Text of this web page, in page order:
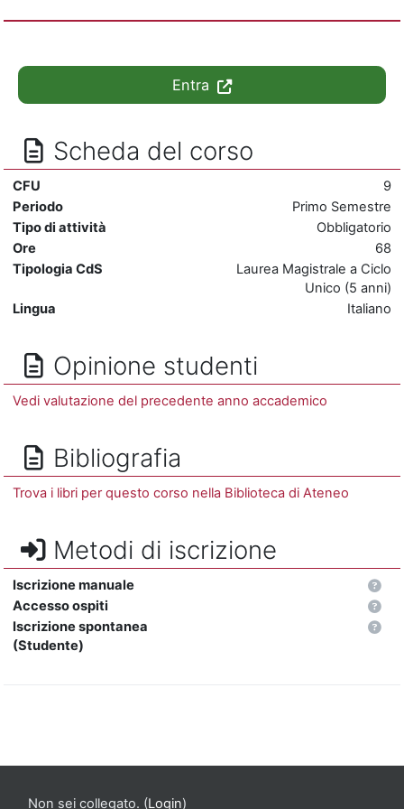
Entra
Scheda del corso
CFU
9
Periodo
Primo Semestre
Tipo di attività
Obbligatorio
Ore
68
Tipologia CdS
Laurea Magistrale a Ciclo
Unico (5 anni)
Lingua
Italiano
Opinione studenti
Vedi valutazione del precedente anno accademico
Bibliografia
Trova i libri per questo corso nella Biblioteca di Ateneo
Metodi di iscrizione
Iscrizione manuale
Accesso ospiti
Iscrizione spontanea
(Studente)
Non sei collegato. (Login)